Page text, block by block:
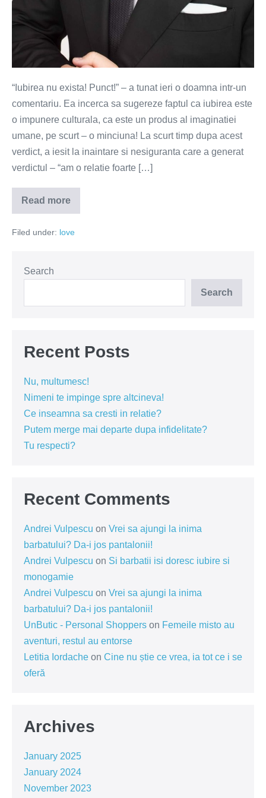
“Iubirea nu exista! Punct!” – a tunat ieri o doamna intr-un
comentariu. Ea incerca sa sugereze faptul ca iubirea este
o impunere culturala, ca este un produs al imaginatiei
umane, pe scurt – o minciuna! La scurt timp dupa acest
verdict, a iesit la inaintare si nesiguranta care a generat
verdictul – “am o relatie foarte […]
Read more
Iubirea
este
Filed under: love
Search
Search
Recent Posts
Nu, multumesc!
Nimeni te impinge spre altcineva!
Ce inseamna sa cresti in relatie?
Putem merge mai departe dupa infidelitate?
Tu respecti?
Recent Comments
Andrei Vulpescu on Vrei sa ajungi la inima
barbatului? Da-i jos pantalonii!
Andrei Vulpescu on Si barbatii isi doresc iubire si
monogamie
Andrei Vulpescu on Vrei sa ajungi la inima
barbatului? Da-i jos pantalonii!
UnButic - Personal Shoppers on Femeile misto au
aventuri, restul au entorse
Letitia Iordache on Cine nu știe ce vrea, ia tot ce i se
oferă
Archives
January 2025
January 2024
November 2023